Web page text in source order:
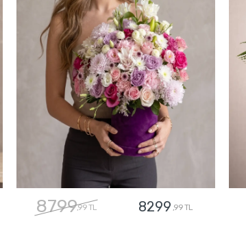
8799,99 TL 8299 ,99 TL